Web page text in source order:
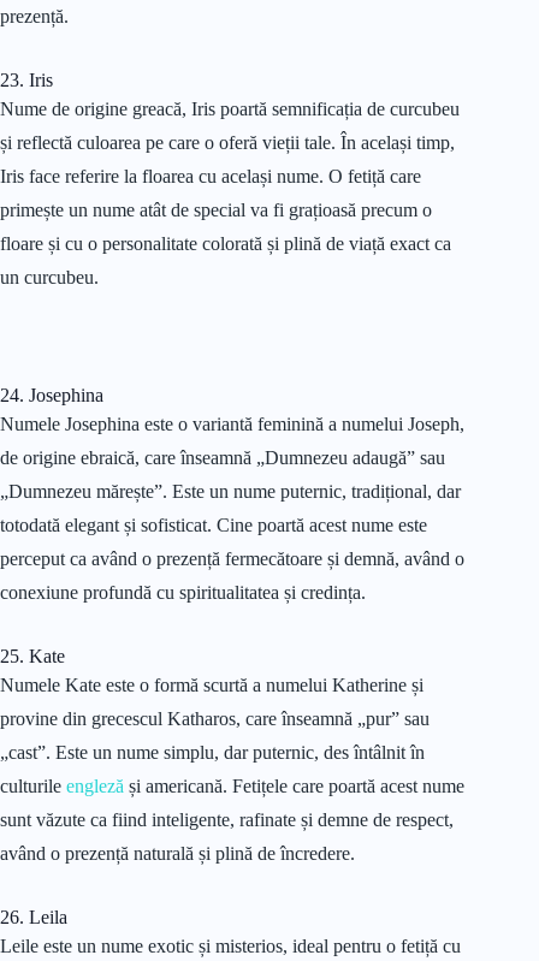
prezență.
23. Iris
Nume de origine greacă, Iris poartă semnificația de curcubeu
și reflectă culoarea pe care o oferă vieții tale. În același timp,
Iris face referire la floarea cu același nume. O fetiță care
primește un nume atât de special va fi grațioasă precum o
floare și cu o personalitate colorată și plină de viață exact ca
un curcubeu.
24. Josephina
Numele Josephina este o variantă feminină a numelui Joseph,
de origine ebraică, care înseamnă „Dumnezeu adaugă” sau
„Dumnezeu mărește”. Este un nume puternic, tradițional, dar
totodată elegant și sofisticat. Cine poartă acest nume este
perceput ca având o prezență fermecătoare și demnă, având o
conexiune profundă cu spiritualitatea și credința.
25. Kate
Numele Kate este o formă scurtă a numelui Katherine și
provine din grecescul Katharos, care înseamnă „pur” sau
„cast”. Este un nume simplu, dar puternic, des întâlnit în
culturile engleză și americană. Fetițele care poartă acest nume
sunt văzute ca fiind inteligente, rafinate și demne de respect,
având o prezență naturală și plină de încredere.
26. Leila
Leile este un nume exotic și misterios, ideal pentru o fetiță cu